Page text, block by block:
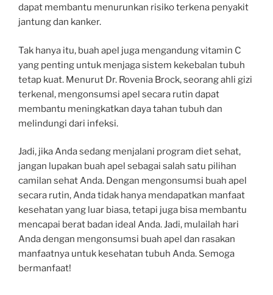
dapat membantu menurunkan risiko terkena penyakit
jantung dan kanker.
Tak hanya itu, buah apel juga mengandung vitamin C
yang penting untuk menjaga sistem kekebalan tubuh
tetap kuat. Menurut Dr. Rovenia Brock, seorang ahli gizi
terkenal, mengonsumsi apel secara rutin dapat
membantu meningkatkan daya tahan tubuh dan
melindungi dari infeksi.
Jadi, jika Anda sedang menjalani program diet sehat,
jangan lupakan buah apel sebagai salah satu pilihan
camilan sehat Anda. Dengan mengonsumsi buah apel
secara rutin, Anda tidak hanya mendapatkan manfaat
kesehatan yang luar biasa, tetapi juga bisa membantu
mencapai berat badan ideal Anda. Jadi, mulailah hari
Anda dengan mengonsumsi buah apel dan rasakan
manfaatnya untuk kesehatan tubuh Anda. Semoga
bermanfaat!